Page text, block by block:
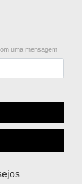
uma mensagem